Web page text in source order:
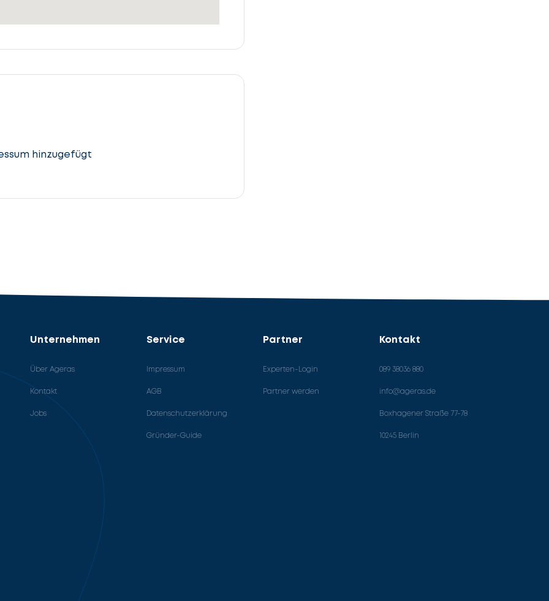
hinzugefügt
Unternehmen
Über Ageras
Kontakt
Jobs
Service
Impressum
AGB
Datenschutzerklärung
Gründer-Guide
Partner
Experten-Login
Partner werden
Kontakt
089 38036 880
info@ageras.de
Boxhagener Straße 77-78
10245 Berlin